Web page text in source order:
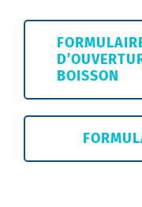
BOISSON